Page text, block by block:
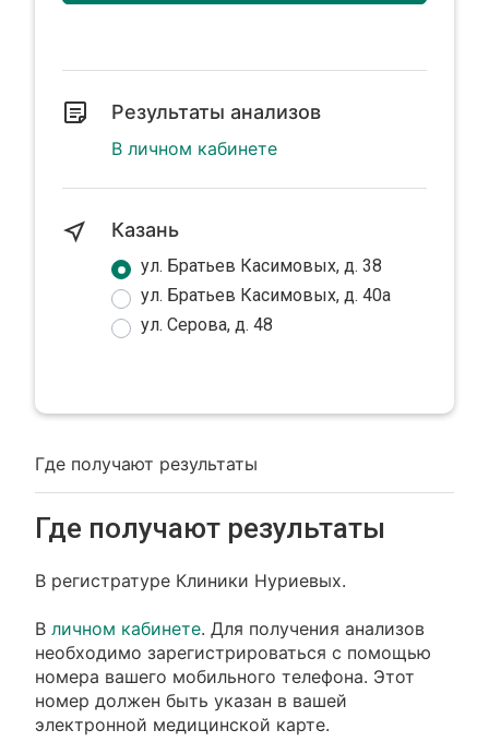
Где получают результаты
Где получают результаты
В регистратуре Клиники Нуриевых.
Вличном кабинете. Для получения анализов
необходимо зарегистрироваться с помощью
номера вашего мобильного телефона. Этот
номер должен быть указан в вашей
электронной медицинской карте.
Результаты анализов
В личном кабинете
Казань
ул. Братьев Касимовых, д. 38
ул. Братьев Касимовых, д. 40а
ул. Серова, д. 48